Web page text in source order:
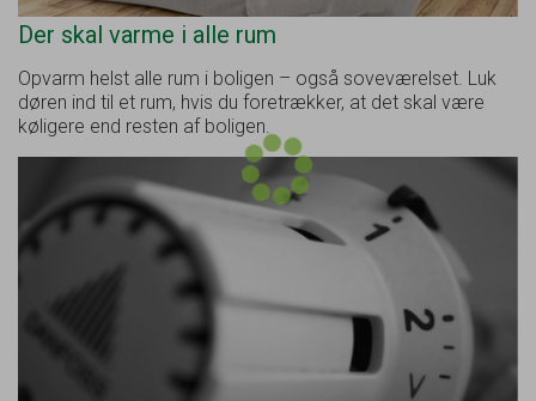
Der skal varme i alle rum
Opvarm helst alle rum i boligen – også soveværelset. Luk
døren ind til et rum, hvis du foretrækker, at det skal være
køligere end resten af boligen.